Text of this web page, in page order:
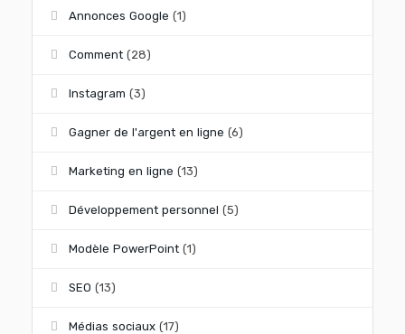
Annonces Google (1)
Comment (28)
Instagram (3)
Gagner de l'argent en ligne (6)
Marketing en ligne (13)
Développement personnel (5)
Modèle PowerPoint (1)
SEO (13)
Médias sociaux (17)